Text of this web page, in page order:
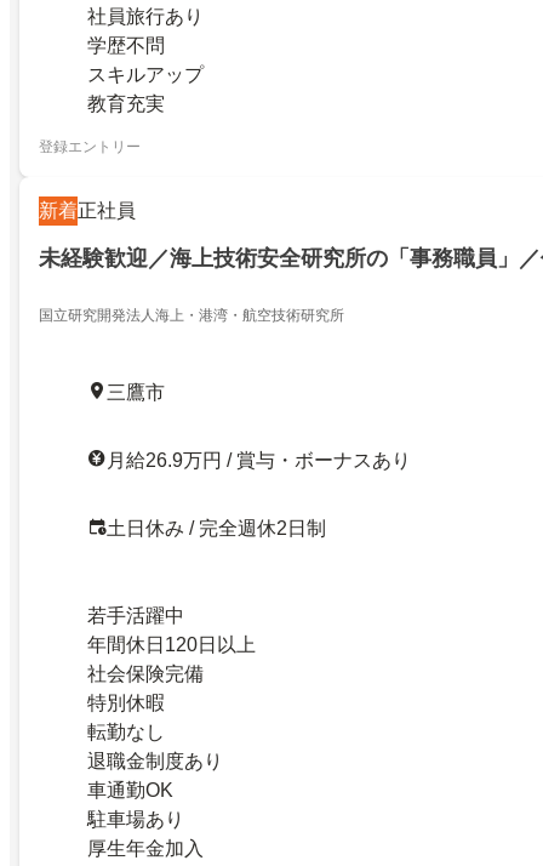
社員旅行あり
学歴不問
スキルアップ
教育充実
登録エントリー
新着正社員
未経験歓迎／海上技術安全研究所の「事務職員」
国立研究開発法人海上・港湾・航空技術研究所
三鷹市
月給26.9万円 / 賞与・ボーナスあり
土日休み / 完全週休2日制
若手活躍中
年間休日120日以上
社会保険完備
特別休暇
転勤なし
退職金制度あり
車通勤OK
駐車場あり
厚生年金加入